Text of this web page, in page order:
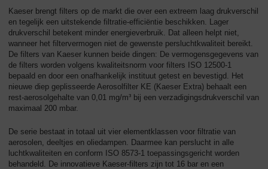
Kaeser brengt filters op de markt die over een extreem laag drukverschil
en tegelijk een uitstekende filtratie-efficiëntie beschikken. Lager
drukverschil betekent minder energieverbruik. Dat alleen helpt niet,
wanneer het filtervermogen niet de gewenste persluchtkwaliteit bereikt.
De filters van Kaeser kunnen beide dingen: De vermogensgegevens van
de filters worden volgens kwaliteitsnorm voor filters ISO 12500-1
bepaald en door een onafhankelijk instituut getest en bevestigd. Het
nieuwe diep geplisseerde Aerosolfilter KE (Kaeser Extra) behaalt een
rest-aerosolgehalte van 0,01 mg/m³ bij een verzadigingsdrukverschil van
maximaal 200 mbar.
De serie bestaat in totaal uit vier elementklassen voor filtratie van
aerosolen, deeltjes en oliedampen. Daarmee kan perslucht in alle
luchtkwaliteiten en conform ISO 8573-1 toepassingsgericht worden
behandeld. De innovatieve Kaeser-filters zijn tot 16 bar en een